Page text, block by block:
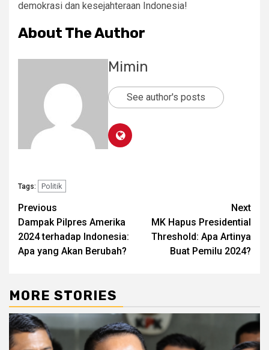
demokrasi dan kesejahteraan Indonesia!
About The Author
Mimin
See author's posts
Tags: Politik
Post
navigation
Previous
Dampak Pilpres Amerika
2024 terhadap Indonesia:
Apa yang Akan Berubah?
Next
MK Hapus Presidential
Threshold: Apa Artinya
Buat Pemilu 2024?
MORE STORIES